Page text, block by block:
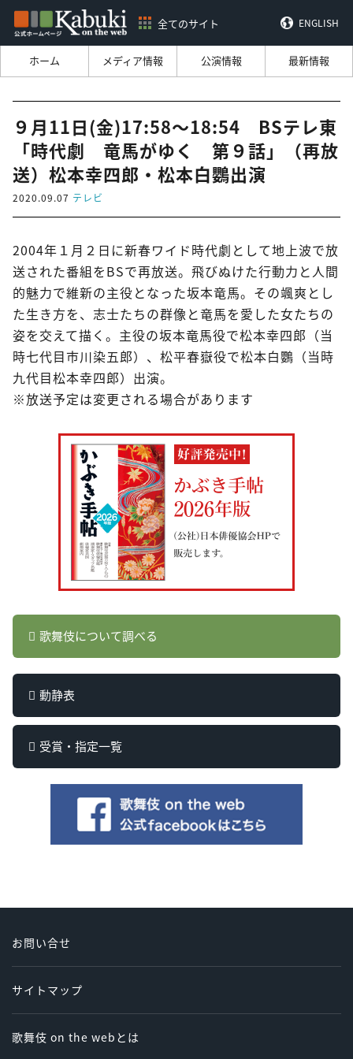
全てのサイト ENGLISH
ホーム メディア情報 公演情報 最新情報
９月11日(金)17:58～18:54 BSテレ東
「時代劇 竜馬がゆく 第９話」（再放
送）松本幸四郎・松本白鸚出演
2020.09.07 テレビ
2004年１月２日に新春ワイド時代劇として地上波で放
送された番組をBSで再放送。飛びぬけた行動力と人間
的魅力で維新の主役となった坂本竜馬。その颯爽とし
た生き方を、志士たちの群像と竜馬を愛した女たちの
姿を交えて描く。主役の坂本竜馬役で松本幸四郎（当
時七代目市川染五郎）、松平春嶽役で松本白鸚（当時
九代目松本幸四郎）出演。
※放送予定は変更される場合があります
歌舞伎について調べる
動静表
受賞・指定一覧
お問い合せ
サイトマップ
歌舞伎 on the webとは